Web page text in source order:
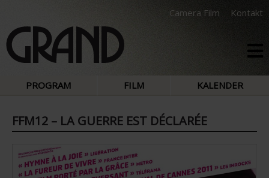
Camera Film Kontakt
PROGRAM FILM KALENDER
FFM12 – LA GUERRE EST DÉCLARÉE